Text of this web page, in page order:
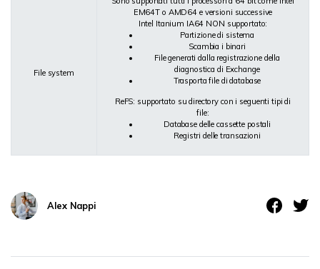
File system
EM64T o AMD64 e versioni successive
Intel Itanium IA64 NON supportato:
Partizione di sistema
Scambia i binari
File generati dalla registrazione della
diagnostica di Exchange
Trasporta file di database
ReFS: supportato su directory con i seguenti tipi di
file:
Database delle cassette postali
Registri delle transazioni
Alex Nappi